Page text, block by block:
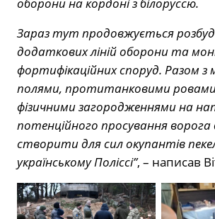
Зараз тут продовжується
додаткових ліній оборони та
фортифікаційних споруд. Разом з
полями, протитанковими
фізичними загородженнями на
потенційного просування
створити для сил окупантів
українському Поліссі”, – написав